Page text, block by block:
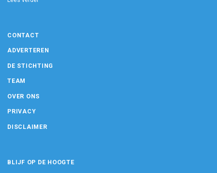
CONTACT
ADVERTEREN
DE STICHTING
TEAM
OVER ONS
PRIVACY
DISCLAIMER
BLIJF OP DE HOOGTE